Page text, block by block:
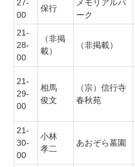
27-
00
保行
メモリアルパ
ーク
21-
28-
00
（非掲
載）
（非掲載）
21-
29-
00
相馬
俊文
（宗）信行寺
春秋苑
21-
30-
00
小林
孝二
あおぞら墓園